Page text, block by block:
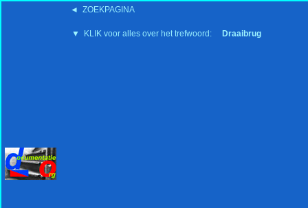
◄ ZOEKPAGINA
▼ KLIK voor alles over het trefwoord: Draaibrug
'15:19 19-2-2008